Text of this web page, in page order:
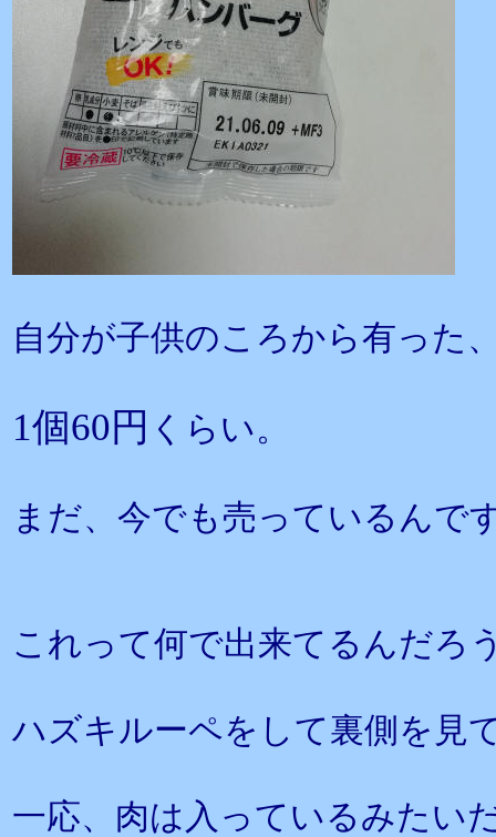
自分が子供のころから有った
1個60円 くらい。
まだ、今でも売っているんで
これって何で出来てるんだろ
ハズキルーペをして裏側を見
一応、肉は入っているみたい